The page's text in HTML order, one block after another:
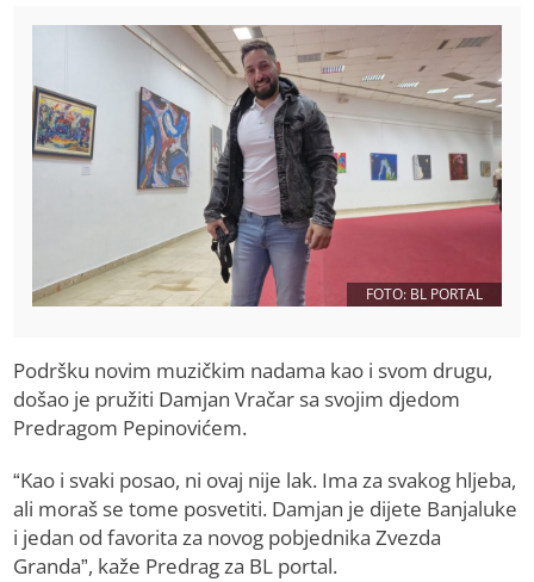
FOTO: BL PORTAL
Podršku novim muzičkim nadama kao i svom drugu,
došao je pružiti Damjan Vračar sa svojim djedom
Predragom Pepinovićem.
“Kao i svaki posao, ni ovaj nije lak. Ima za svakog hljeba,
ali moraš se tome posvetiti. Damjan je dijete Banjaluke
i jedan od favorita za novog pobjednika Zvezda
Granda”, kaže Predrag za BL portal.